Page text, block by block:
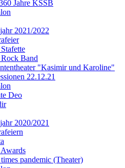
Jahre KSSB
2021/2022
Band
"Kasimir und Karoline"
22.12.21
Deo
2020/2021
pandemic (Theater)